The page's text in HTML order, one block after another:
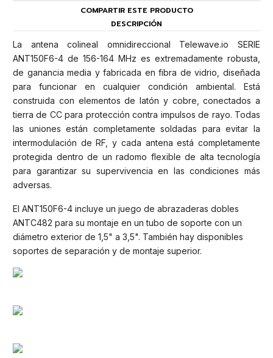
COMPARTIR ESTE PRODUCTO
DESCRIPCIÓN
La antena colineal omnidireccional Telewave.io SERIE
ANT150F6-4 de 156-164 MHz es extremadamente robusta,
de ganancia media y fabricada en fibra de vidrio, diseñada
para funcionar en cualquier condición ambiental. Está
construida con elementos de latón y cobre, conectados a
tierra de CC para protección contra impulsos de rayo. Todas
las uniones están completamente soldadas para evitar la
intermodulación de RF, y cada antena está completamente
protegida dentro de un radomo flexible de alta tecnología
para garantizar su supervivencia en las condiciones más
adversas.
El ANT150F6-4 incluye un juego de abrazaderas dobles
ANTC482 para su montaje en un tubo de soporte con un
diámetro exterior de 1,5" a 3,5". También hay disponibles
soportes de separación y de montaje superior.